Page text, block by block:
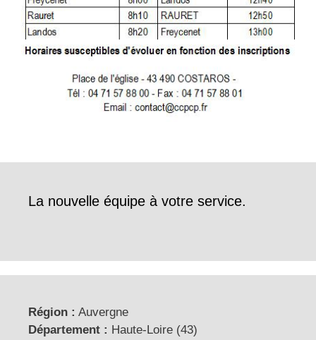
La nouvelle équipe à votre service.
Région : Auvergne
Département : Haute-Loire (43)